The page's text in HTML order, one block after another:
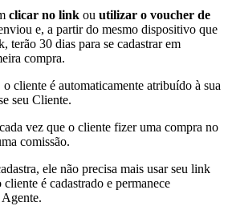
clicar no link ou utilizar o voucher de
e, a partir do mesmo dispositivo que
terão 30 dias para se cadastrar em
compra.
cliente é automaticamente atribuído à sua
seu Cliente.
vez que o cliente fizer uma compra no
comissão.
ele não precisa mais usar seu link
é cadastrado e permanece